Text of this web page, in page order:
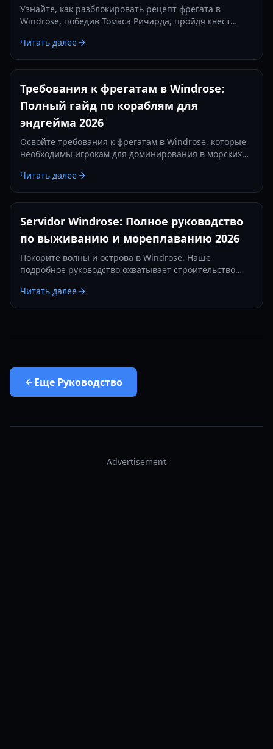
Узнайте, как разблокировать рецепт фрегата в
Windrose, победив Томаса Ричарда, пройдя квест
изготовив железные слитки.
Читать далее
Требования к фрегатам в Windrose:
Полный гайд по кораблям для
эндгейма 2026
Освойте требования к фрегатам в Windrose, которые
необходимы игрокам для доминирования в морских
предметах защиты и тактиках на 2026 год.
Читать далее
Servidor Windrose: Полное руководство
по выживанию и мореплаванию 2026
Покорите волны и острова в Windrose. Наше
подробное руководство охватывает строительство
году.
Читать далее
Еще Руководство
Advertisement